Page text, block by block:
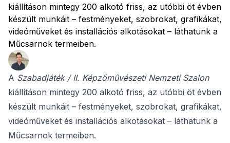
kiállításon mintegy 200 alkotó friss, az utóbbi öt évben
készült munkáit – festményeket, szobrokat, grafikákat,
videóműveket és installációs alkotásokat – láthatunk a
Műcsarnok termeiben.
A Szabadjáték / II. Képzőművészeti Nemzeti Szalon
kiállításon mintegy 200 alkotó friss, az utóbbi öt évben
készült munkáit – festményeket, szobrokat, grafikákat,
videóműveket és installációs alkotásokat – láthatunk a
Műcsarnok termeiben.